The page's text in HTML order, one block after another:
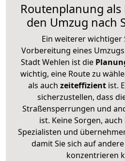
Routenplanung
den Umzug nach
Ein weiterer wichtiger
Vorbereitung eines
Stadt Wehlen ist die
wichtig, eine Route zu
als auch zeiteffizientist.
sicherzustellen, dass
Straßensperrungen und
ist. Keine Sorgen,
Spezialisten und
damit Sie sich auf
konzentrieren